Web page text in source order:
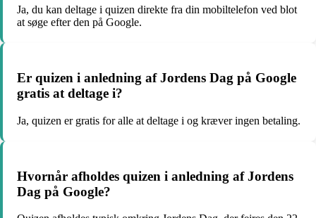
Ja, du kan deltage i quizen direkte fra din mobiltelefon ved blot
at søge efter den på Google.
Er quizen i anledning af Jordens Dag på Google
gratis at deltage i?
Ja, quizen er gratis for alle at deltage i og kræver ingen betaling.
Hvornår afholdes quizen i anledning af Jordens
Dag på Google?